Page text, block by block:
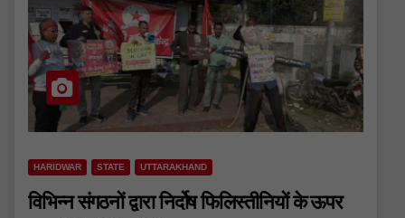
HARIDWAR STATE UTTARAKHAND
विभिन्न संगठनों द्वारा निर्दोष फिलिस्तीनियों के ऊपर